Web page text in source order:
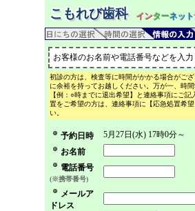
こもれび歯科 インターネット
お客様のお名前や電話番号などを入力
初診の方は、検査等に時間がかかる場合がご
に余裕を持ってお越しください。万が一、時間
【例：○時までに退出希望】と連絡事項にご
置をご希望の方は、連絡事項に【応急処置希
い。
予約日時
5月27日(水) 17時0分～
お名前
電話番号
(※携帯番号)
メールア
ドレス